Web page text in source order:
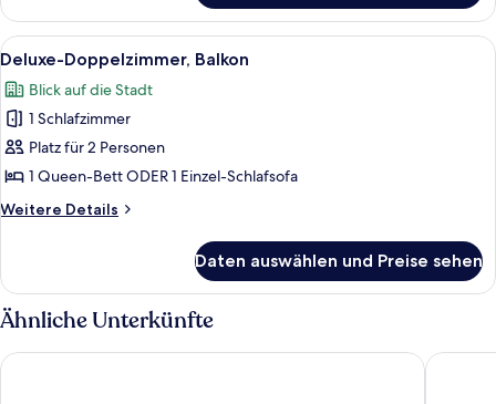
Zimmer
Alle
Fotos
für
Deluxe-
Doppelzimmer,
Balkon
anzeigen
Ein Hotelzimmer mit einem Bett,
1
Deluxe-Doppelzimmer, Balkon
Blick auf die Stadt
1 Schlafzimmer
Platz für 2 Personen
1 Queen-Bett ODER 1 Einzel-Schlafsofa
Weitere Details
Weitere
Doppelzimmer,
Balkon
Daten auswählen und Preise sehen
Ähnliche Unterkünfte
Joseph Hotel TLV Alberto